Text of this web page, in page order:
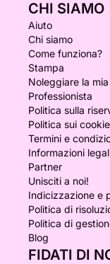
CHI SIAMO
Aiuto
Chi siamo
Come funziona?
Stampa
Noleggiare la
Professionista
Politica sulla
Politica sui cookie
Termini e
Informazioni
Partner
Unisciti a noi!
Indicizzazione e
Politica di
Politica di
Blog
FIDATI DI